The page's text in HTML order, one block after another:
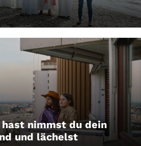
hast nimmst du dein
und lächelst